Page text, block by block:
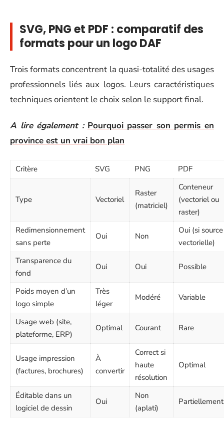
SVG, PNG et PDF : comparatif des
formats pour un logo DAF
Trois formats concentrent la quasi-totalité des usages
professionnels liés aux logos. Leurs caractéristiques
techniques orientent le choix selon le support final.
A lire également : Pourquoi passer son permis en
province est un vrai bon plan
Critère SVG PNG PDF
Type Vectoriel
Raster
(matriciel)
Conteneur
(vectoriel ou
raster)
Redimensionnement
sans perte
Oui Non
Oui (si source
vectorielle)
Transparence du
fond
Oui Oui Possible
Poids moyen d’un
logo simple
Très
léger
Modéré Variable
Usage web (site,
plateforme, ERP)
Optimal Courant Rare
Usage impression
(factures, brochures)
À
convertir
Correct si
haute
résolution
Optimal
Éditable dans un
logiciel de dessin
Oui
Non
(aplati)
Partiellement